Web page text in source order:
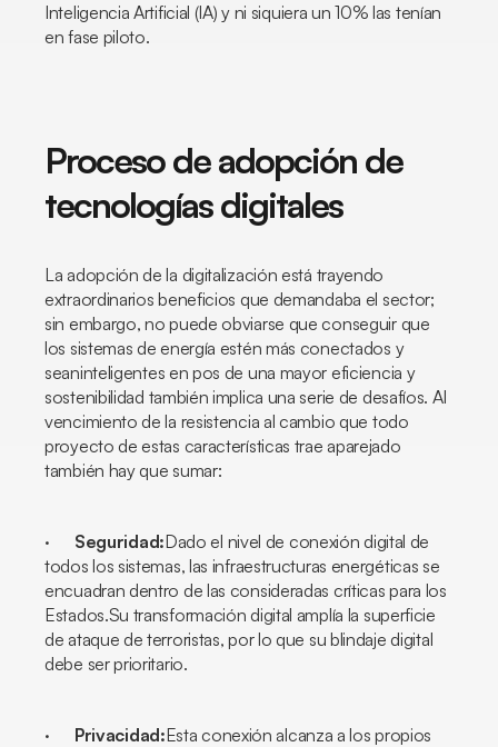
Inteligencia Artificial (IA) y ni siquiera un 10% las tenían
en fase piloto.
Proceso de adopción de
tecnologías digitales
La adopción de la digitalización está trayendo
extraordinarios beneficios que demandaba el sector;
sin embargo, no puede obviarse que conseguir que
los sistemas de energía estén más conectados y
seaninteligentes en pos de una mayor eficiencia y
sostenibilidad también implica una serie de desafíos. Al
vencimiento de la resistencia al cambio que todo
proyecto de estas características trae aparejado
también hay que sumar:
· Seguridad:Dado el nivel de conexión digital de
todos los sistemas, las infraestructuras energéticas se
encuadran dentro de las consideradas críticas para los
Estados.Su transformación digital amplía la superficie
de ataque de terroristas, por lo que su blindaje digital
debe ser prioritario.
· Privacidad:Esta conexión alcanza a los propios